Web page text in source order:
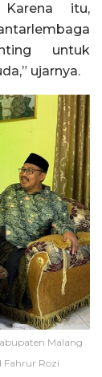
Karena itu,
untuk
ujarnya.
Malang
Fahrur Rozi